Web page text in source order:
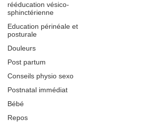
rééducation vésico-
sphinctérienne
Education périnéale et
posturale
Douleurs
Post partum
Conseils physio sexo
Postnatal immédiat
Bébé
Repos